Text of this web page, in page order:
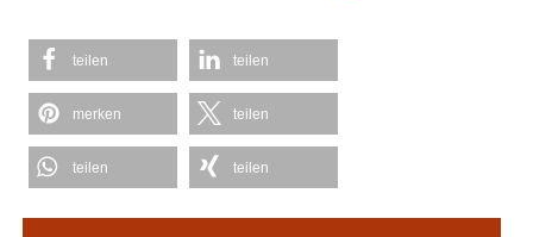
teilen teilen
merken teilen
teilen teilen